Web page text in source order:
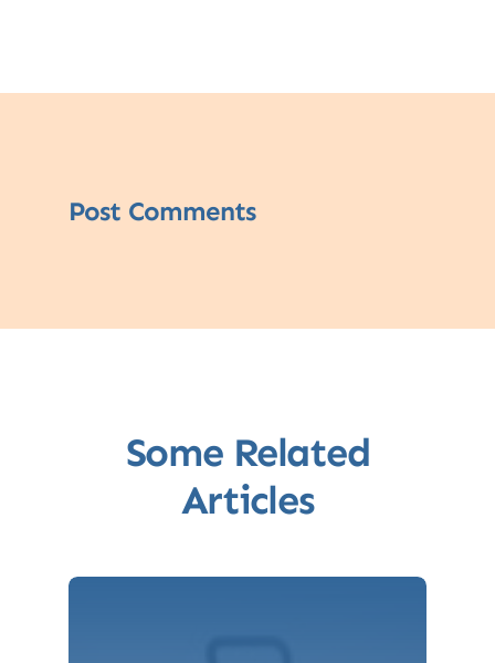
Post Comments
Some Related
Articles